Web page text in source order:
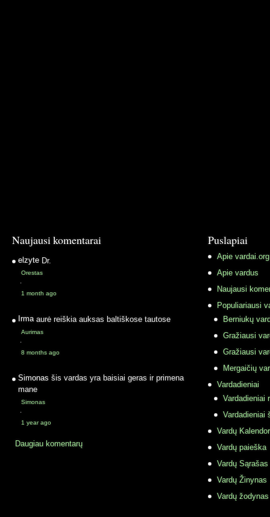
Naujausi komentarai
elzyte Dr.
Orestas
·
1 month ago
Irma aurė reiškia auksas baltiškose tautose
Aurimas
·
8 months ago
Simonas šis vardas yra baisiai geras ir primena
mane
Simonas
·
1 year ago
Daugiau komentarų
Puslapiai
Apie vardai.org
Apie vardus
Naujausi
Populiariausi
Berniukų
Gražiausi
Gražiausi
Mergaičių
Vardadieniai
Vardadieniai
Vardadieniai
Vardų
Vardų paieška
Vardų Sąrašas
Vardų Žinynas
Vardų